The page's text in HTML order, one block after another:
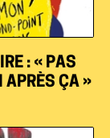
: « PAS
APRÈS ÇA »